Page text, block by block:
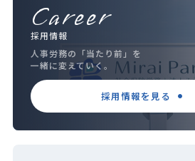
Career
採用情報
人事労務の「当たり前」を
一緒に変えていく。
採用情報を見る